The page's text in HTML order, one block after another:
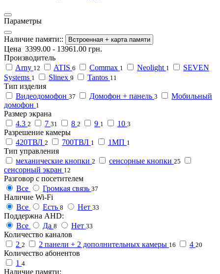
Параметры
Наличие памяти:: Встроенная + карта памяти
Цена 3399.00 - 13961.00 грн.
Производитель
Arny 12 ATIS 6 Commax 1 Neolight 1
SEVEN
Systems 1 Slinex 9 Tantos 11
Тип изделия
Видеодомофон 37 Домофон + панель 3
Мобильный
домофон 1
Размер экрана
4.3 2 7 31 8 2 9 1 10 3
Разрешение камеры
420ТВЛ 2 700ТВЛ 1 1МП 1
Тип управления
механические кнопки 2 сенсорные кнопки 25
сенсорный экран 12
Разговор с посетителем
Все
Громкая связь 37
Наличие Wi-Fi
Все
Есть 8 Нет 33
Поддержна AHD:
Все
Да 8 Нет 33
Количество каналов
2 2 2 панели + 2 дополнительных камеры 16 4 20
Количество абонентов
1 4
Наличие памяти: